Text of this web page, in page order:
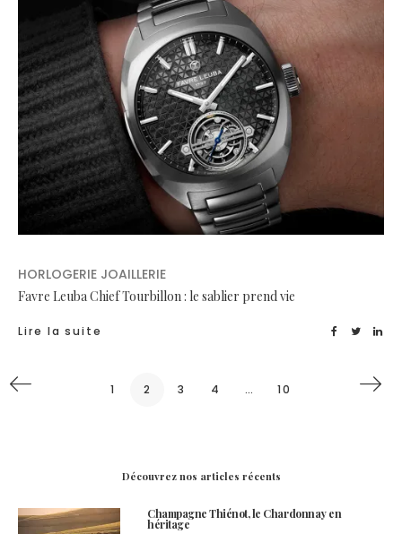
HORLOGERIE JOAILLERIE
Favre Leuba Chief Tourbillon : le sablier prend vie
Lire la suite
1 2 3 4 … 10
Découvrez nos articles récents
Champagne Thiénot, le Chardonnay en
héritage